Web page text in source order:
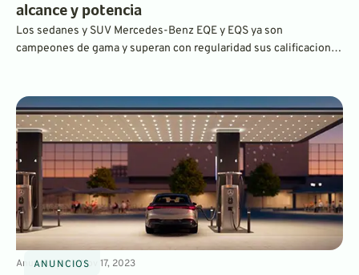
alcance y potencia
Los sedanes y SUV Mercedes-Benz EQE y EQS ya son
campeones de gama y superan con regularidad sus calificaciones
autonomía y rendimiento.
ANUNCIOS
Anuncios3minNov 17, 2023